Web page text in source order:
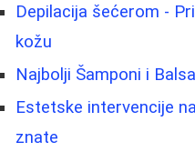
Depilacija šećerom -
kožu
Najbolji Šamponi i
Estetske intervencije
znate